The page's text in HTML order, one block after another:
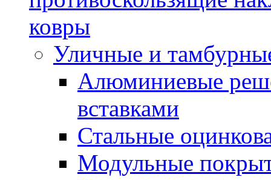
ковры
Уличные и
Алюминиевые
вставками
Стальные
Модульные